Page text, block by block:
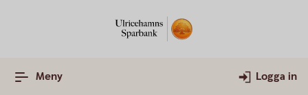
Meny Logga in